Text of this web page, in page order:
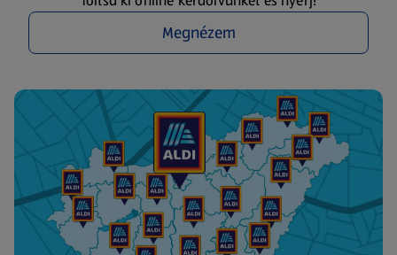
Megnézem